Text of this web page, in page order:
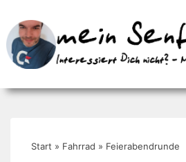
Zum
Inhalt
Start » Fahrrad » Feierabendrunde